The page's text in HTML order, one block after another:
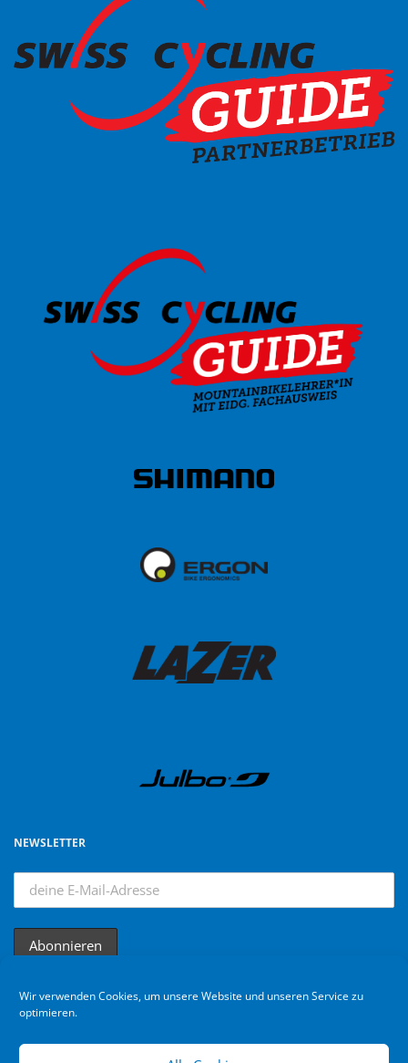
Wir verwenden Cookies, um unsere Website und unseren Service zu
optimieren.
NEWSLETTER